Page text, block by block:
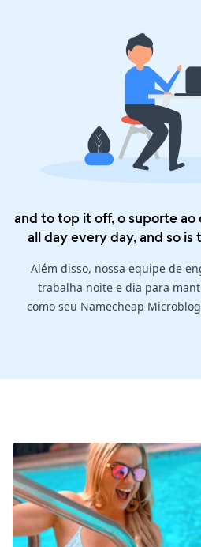
and to top it off, o suporte
all day every day, and so is
Além disso, nossa equipe de
trabalha noite e dia para
como seu Namecheap